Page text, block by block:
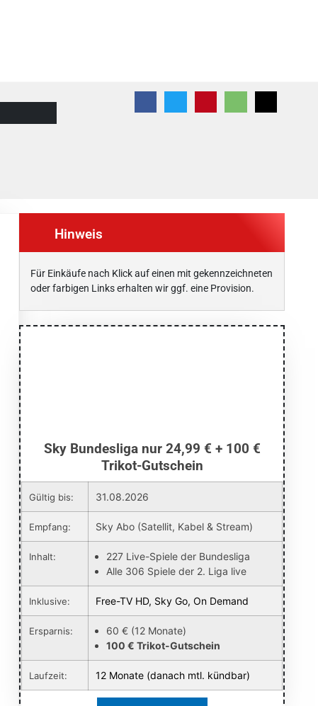
Hinweis
Für Einkäufe nach Klick auf einen mit gekennzeichneten
oder farbigen Links erhalten wir ggf. eine Provision.
Sky Bundesliga nur 24,99 € + 100 €
Trikot-Gutschein
Gültig bis: 31.08.2026
Empfang: Sky Abo (Satellit, Kabel & Stream)
Inhalt:
227 Live-Spiele der Bundesliga
Alle 306 Spiele der 2. Liga live
Inklusive: Free-TV HD, Sky Go, On Demand
Ersparnis:
60 € (12 Monate)
100 € Trikot-Gutschein
Laufzeit: 12 Monate (danach mtl. kündbar)